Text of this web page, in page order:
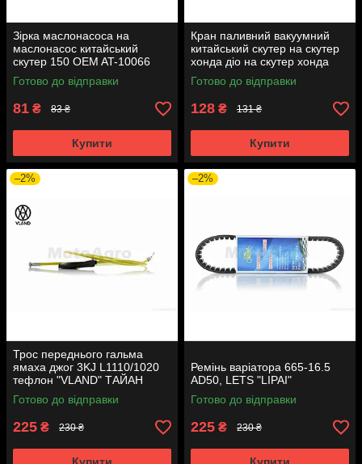
Зірка маслонасоса на
маслонасос китайський
скутер 150 OEM AT-10066
Готово до відправки
81 ₴ 83 ₴
Купити
Кран паливний вакуумний
китайський скутер на скутер
хонда діо на скутер хонда
такт AF24 вкручується M16
AT-7074
Готово до відправки
128 ₴ 131 ₴
Купити
–2%
Трос переднього гальма
ямаха джог 3KJ L1110/1020
тефлон "VLAND" ТАЙАН
Готово до відправки
225 ₴ 230 ₴
–2%
Ремінь варіатора 665-16.5
AD50, LETS "LIPAI"
Готово до відправки
225 ₴ 230 ₴